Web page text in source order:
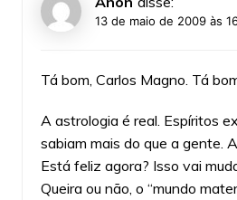
13 de maio de 2009 às
Tá bom, Carlos Magno. Tá
A astrologia é real. Espíritos
sabiam mais do que a gente.
Está feliz agora? Isso vai
Queira ou não, o “mundo